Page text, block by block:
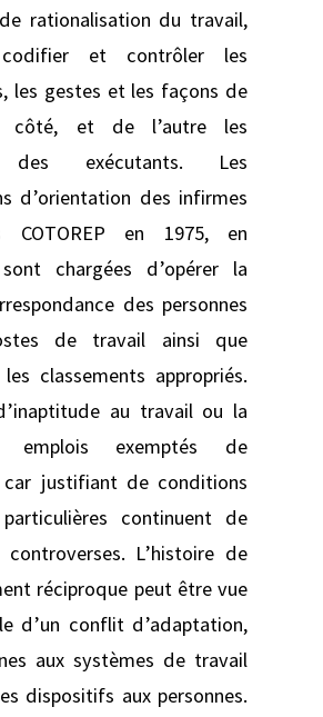
rationalisation du travail,
et contrôler les
les gestes et les façons de
côté, et de l’autre les
des exécutants. Les
d’orientation des infirmes
COTOREP en 1975, en
chargées d’opérer la
des personnes
de travail ainsi que
classements appropriés.
au travail ou la
exemptés de
car justifiant de conditions
continuent de
L’histoire de
réciproque peut être vue
d’un conflit d’adaptation,
aux systèmes de travail
dispositifs aux personnes.